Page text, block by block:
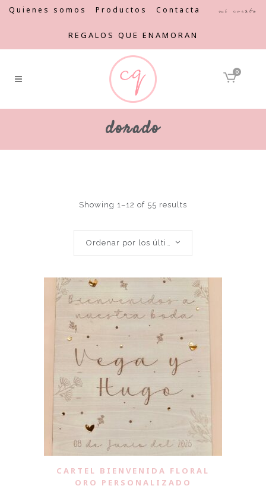
Quienes somos Productos Contacta Mi cuenta
REGALOS QUE ENAMORAN
0
dorado
Showing 1–12 of 55 results
Ordenar por los últimos
CARTEL BIENVENIDA FLORAL
ORO PERSONALIZADO